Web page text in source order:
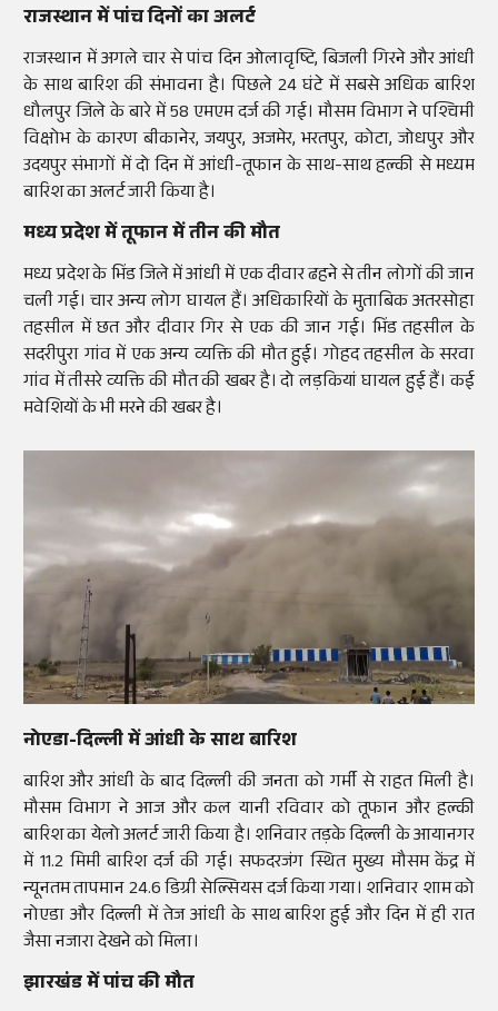
राजस्थान में पांच दिनों का अलर्ट
राजस्थान में अगले चार से पांच दिन ओलावृष्टि, बिजली गिरने और आंधी
के साथ बारिश की संभावना है। पिछले 24 घंटे में सबसे अधिक बारिश
धौलपुर जिले के बारे में 58 एमएम दर्ज की गई। मौसम विभाग ने पश्चिमी
विक्षोभ के कारण बीकानेर, जयपुर, अजमेर, भरतपुर, कोटा, जोधपुर और
उदयपुर संभागों में दो दिन में आंधी-तूफान के साथ-साथ हल्की से मध्यम
बारिश का अलर्ट जारी किया है।
मध्य प्रदेश में तूफान में तीन की मौत
मध्य प्रदेश के भिंड जिले में आंधी में एक दीवार ढहने से तीन लोगों की जान
चली गई। चार अन्य लोग घायल हैं। अधिकारियों के मुताबिक अतरसोहा
तहसील में छत और दीवार गिर से एक की जान गई। भिंड तहसील के
सदरीपुरा गांव में एक अन्य व्यक्ति की मौत हुई। गोहद तहसील के सरवा
गांव में तीसरे व्यक्ति की मौत की खबर है। दो लड़कियां घायल हुई हैं। कई
मवेशियों के भी मरने की खबर है।
नोएडा-दिल्ली में आंधी के साथ बारिश
बारिश और आंधी के बाद दिल्ली की जनता को गर्मी से राहत मिली है।
मौसम विभाग ने आज और कल यानी रविवार को तूफान और हल्की
बारिश का येलो अलर्ट जारी किया है। शनिवार तड़के दिल्ली के आयानगर
में 11.2 मिमी बारिश दर्ज की गई। सफदरजंग स्थित मुख्य मौसम केंद्र में
न्यूनतम तापमान 24.6 डिग्री सेल्सियस दर्ज किया गया। शनिवार शाम को
नोएडा और दिल्ली में तेज आंधी के साथ बारिश हुई और दिन में ही रात
जैसा नजारा देखने को मिला।
झारखंड में पांच की मौत